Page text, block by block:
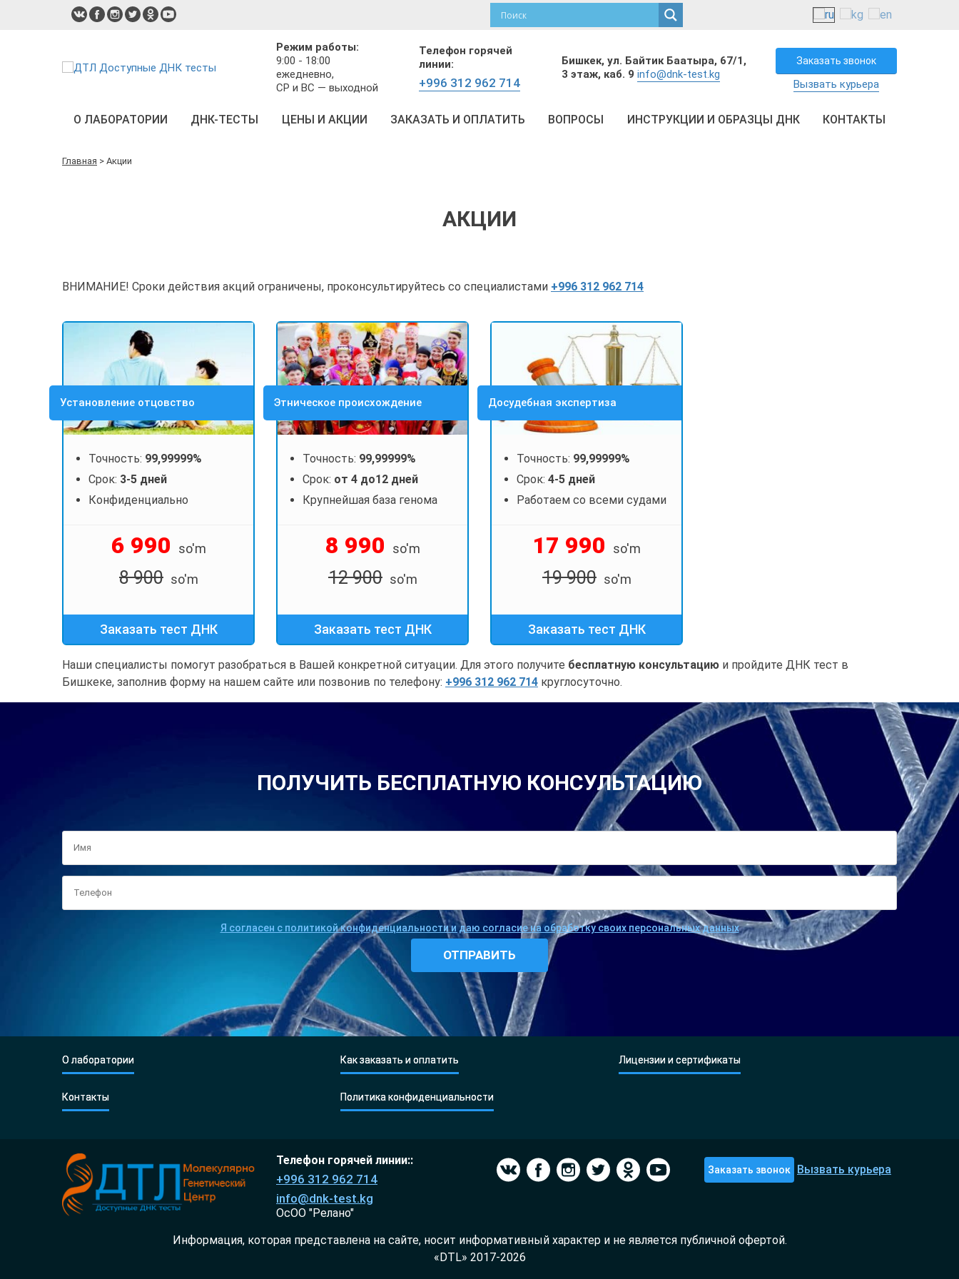
Режим работы:
9:00 - 18:00
ежедневно,
СР и ВС — выходной
Телефон горячей
линии:
+996 312 962 714
Бишкек, ул. Байтик Баатыра, 67/1,
3 этаж, каб. 9 info@dnk-test.kg
Заказать звонок
Вызвать курьера
О ЛАБОРАТОРИИ ДНК-ТЕСТЫ ЦЕНЫ И АКЦИИ ЗАКАЗАТЬ И ОПЛАТИТЬ ВОПРОСЫ ИНСТРУКЦИИ И ОБРАЗЦЫ ДНК КОНТАКТЫ
Главная > Акции
АКЦИИ
ВНИМАНИЕ! Сроки действия акций ограничены, проконсультируйтесь со специалистами +996 312 962 714
Установление отцовство
Точность: 99,99999%
Срок: 3-5 дней
Конфиденциально
6 990 so'm
8 900 so'm
Заказать тест ДНК
Этническое происхождение
Точность: 99,99999%
Срок: от 4 до12 дней
Крупнейшая база генома
8 990 so'm
12 900 so'm
Заказать тест ДНК
Досудебная экспертиза
Точность: 99,99999%
Срок: 4-5 дней
Работаем со всеми судами
17 990 so'm
19 900 so'm
Заказать тест ДНК
Наши специалисты помогут разобраться в Вашей конкретной ситуации. Для этого получите бесплатную консультацию и пройдите ДНК тест в
Бишкеке, заполнив форму на нашем сайте или позвонив по телефону: +996 312 962 714 круглосуточно.
ПОЛУЧИТЬ БЕСПЛАТНУЮ КОНСУЛЬТАЦИЮ
Я согласен с политикой конфиденциальности и даю согласие на обработку своих персональных данных
О лаборатории Как заказать и оплатить Лицензии и сертификаты
Контакты Политика конфиденциальности
Телефон горячей линии::
+996 312 962 714
info@dnk-test.kg
ОсОО "Релано"
Заказать звонок Вызвать курьера
Информация, которая представлена на сайте, носит информативный характер и не является публичной офертой.
«DTL» 2017-2026